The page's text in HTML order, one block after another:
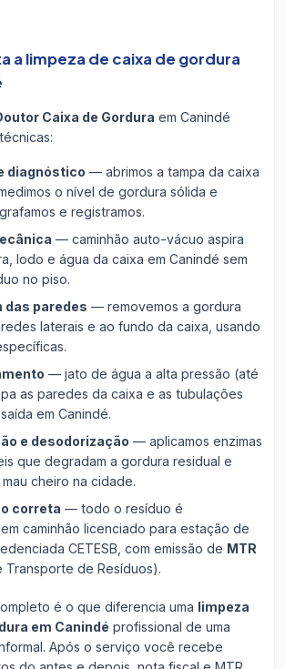
a limpeza de caixa de gordura
Caixa de Gordura em Canindé
diagnóstico — abrimos a tampa da caixa
o nível de gordura sólida e
e registramos.
— caminhão auto-vácuo aspira
lodo e água da caixa em Canindé sem
no piso.
das paredes — removemos a gordura
laterais e ao fundo da caixa, usando
— jato de água a alta pressão (até
as paredes da caixa e as tubulações
em Canindé.
e desodorização — aplicamos enzimas
que degradam a gordura residual e
cheiro na cidade.
correta — todo o resíduo é
caminhão licenciado para estação de
CETESB, com emissão de MTR
Transporte de Resíduos).
é o que diferencia uma limpeza
em Canindé profissional de uma
Após o serviço você recebe